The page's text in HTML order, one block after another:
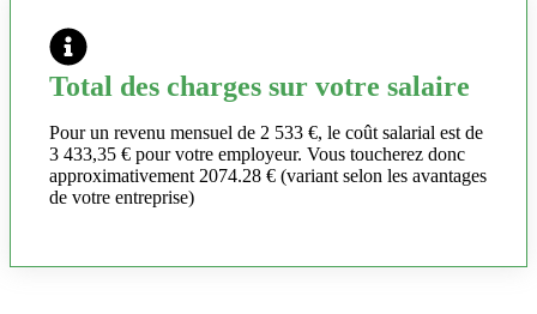
Total des charges sur votre salaire
Pour un revenu mensuel de 2 533 €, le coût salarial est de
3 433,35 € pour votre employeur. Vous toucherez donc
approximativement 2074.28 € (variant selon les avantages
de votre entreprise)